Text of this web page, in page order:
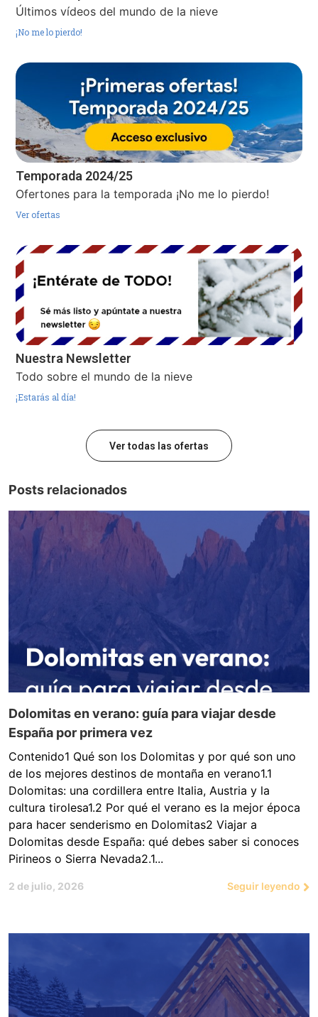
Últimos vídeos del mundo de la nieve
¡No me lo pierdo!
Temporada 2024/25
Ofertones para la temporada ¡No me lo pierdo!
Ver ofertas
Nuestra Newsletter
Todo sobre el mundo de la nieve
¡Estarás al día!
Ver todas las ofertas
Posts relacionados
Dolomitas en verano: guía para viajar desde
España por primera vez
Contenido1 Qué son los Dolomitas y por qué son uno
de los mejores destinos de montaña en verano1.1
Dolomitas: una cordillera entre Italia, Austria y la
cultura tirolesa1.2 Por qué el verano es la mejor época
para hacer senderismo en Dolomitas2 Viajar a
Dolomitas desde España: qué debes saber si conoces
Pirineos o Sierra Nevada2.1...
2 de julio, 2026 Seguir leyendo